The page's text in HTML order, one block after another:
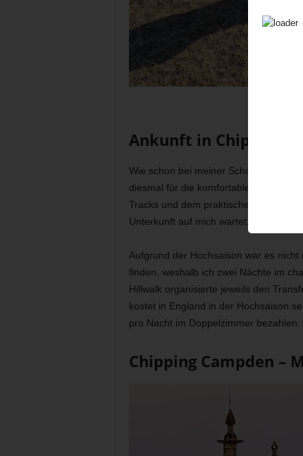
Ankunft in Chipping
Wie schon bei meiner Schottland-
diesmal für die komfortable Variante
Tracks und dem praktischen Service,
Unterkunft auf mich wartet, konnte ich
Aufgrund der Hochsaison war es
finden, weshalb ich zwei Nächte im
Hillwalk organisierte jeweils den
kostet in England in der Hochsaison
pro Nacht im Doppelzimmer bezahlen.
Chipping Campden